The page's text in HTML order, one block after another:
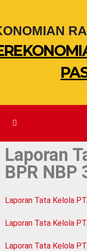
Laporan
BPR NBP
Laporan Tata Kelola
Laporan Tata Kelola
Laporan Tata Kelola